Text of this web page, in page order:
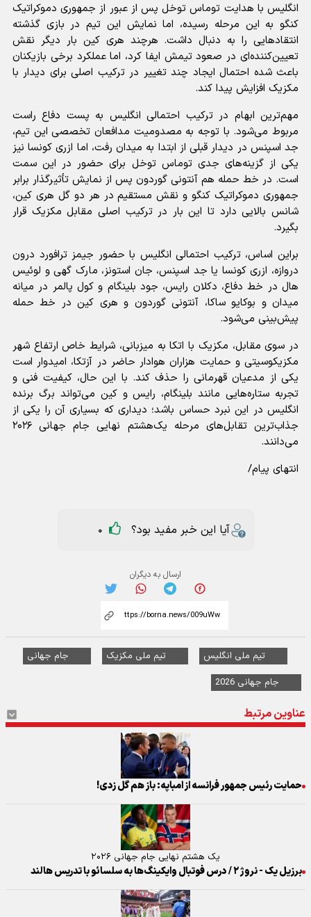
انگلیس با هدایت توماس توخل پس از عبور از جمهوری دموکراتیک
کنگو به این مرحله رسیده، اما نمایش این تیم در بازی گذشته
انتقادهایی را به دنبال داشت. هرچند هری کین بار دیگر نقش
تعیین‌کننده‌ای در صعود تیمش ایفا کرد، اما عملکرد برخی بازیکنان
باعث شده احتمال ایجاد چند تغییر در ترکیب اصلی برای دیدار با
مکزیک افزایش پیدا کند.
مهم‌ترین ابهام در ترکیب احتمالی انگلیس به پست دفاع راست
مربوط می‌شود. با توجه به مصدومیت مدافعان تخصصی این تیم،
جد اسپنس در دیدار قبلی از ابتدا به میدان رفت، اما ازری کونسا نیز
یکی از گزینه‌های جدی توماس توخل برای حضور در این سمت
است. در خط حمله هم آنتونی گوردون پس از نمایش تأثیرگذار برابر
جمهوری دموکراتیک کنگو و نقش مستقیم در هر دو گل هری کین،
شانس بالایی دارد تا این بار در ترکیب اصلی مقابل مکزیک قرار
بگیرد.
براین اساس، ترکیب احتمالی انگلیس با حضور جیمز ترافورد درون
دروازه، ازری کونسا یا جد اسپنس، جان استونز، مارک گهی و لوئیس
هال در خط دفاع، دکلان رایس، جود بلینگام و کول پالمر در میانه
میدان و بوکایو ساکا، آنتونی گوردون و هری کین در خط حمله
پیش‌بینی می‌شود.
در سوی مقابل، مکزیک با اتکا به میزبانی، شرایط خاص ارتفاع شهر
مکزیکوسیتی و حمایت هزاران هوادار حاضر در آزتکا، امیدوار است
یکی از مدعیان قهرمانی را حذف کند. با این حال، کیفیت فنی و
تجربه ستاره‌هایی مانند بلینگام، رایس و کین می‌تواند برگ برنده
انگلیس در این نبرد حساس باشد؛ دیداری که بسیاری آن را یکی از
جذاب‌ترین تقابل‌های مرحله یک‌هشتم نهایی جام جهانی ۲۰۲۶
می‌دانند.
انتهای پیام/
آیا این خبر مفید بود؟ 0
ارسال به دیگران
تیم ملی انگلیس تیم ملی مکزیک
جام جهانی
جام جهانی 2026
عناوین مرتبط
حمایت رئیس جمهور فرانسه از امباپه: باز هم گل زدی!
یک هشتم نهایی جام جهانی ۲۰۲۶
برزیل یک - نروژ ۲ / درس فوتبال وایکینگ‌ها به سلسائو با تدریس هالند